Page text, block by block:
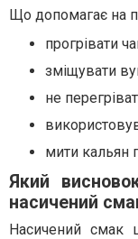
Що допомагає на
прогрівати
зміщувати
не
мити кальян
Який
насичений
Насичений смак